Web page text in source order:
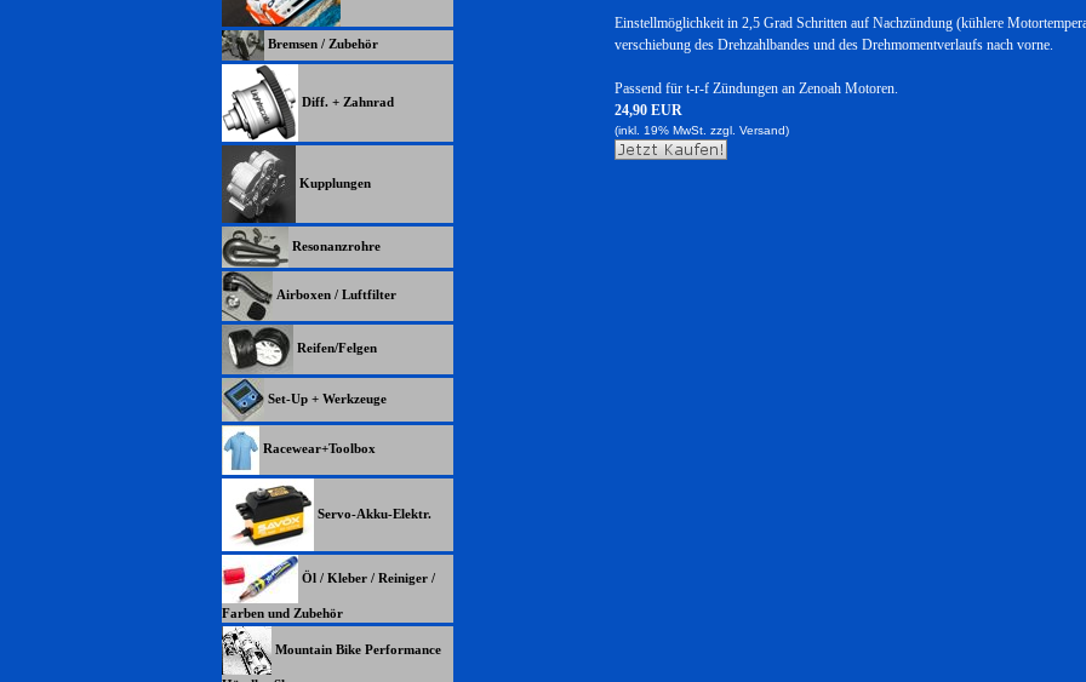
Bremsen / Zubehör
Diff. + Zahnrad
Kupplungen
Resonanzrohre
Airboxen / Luftfilter
Reifen/Felgen
Set-Up + Werkzeuge
Racewear+Toolbox
Servo-Akku-Elektr.
Öl / Kleber / Reiniger /
Farben und Zubehör
Mountain Bike Performance
Einstellmöglichkeit in 2,5 Grad Schritten auf Nachzündung (kühlere
verschiebung des Drehzahlbandes und des Drehmomentverlaufs nach vorne.
Passend für t-r-f Zündungen an Zenoah Motoren.
24,90 EUR
(inkl. 19% MwSt. zzgl. Versand)